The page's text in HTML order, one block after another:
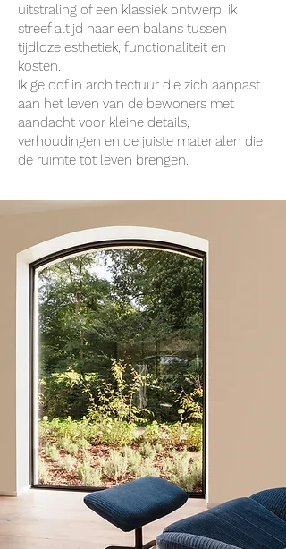
uitstraling of een klassiek ontwerp, ik
streef altijd naar een balans tussen
tijdloze esthetiek, functionaliteit en
kosten.
Ik geloof in architectuur die zich aanpast
aan het leven van de bewoners met
aandacht voor kleine details,
verhoudingen en de juiste materialen die
de ruimte tot leven brengen.